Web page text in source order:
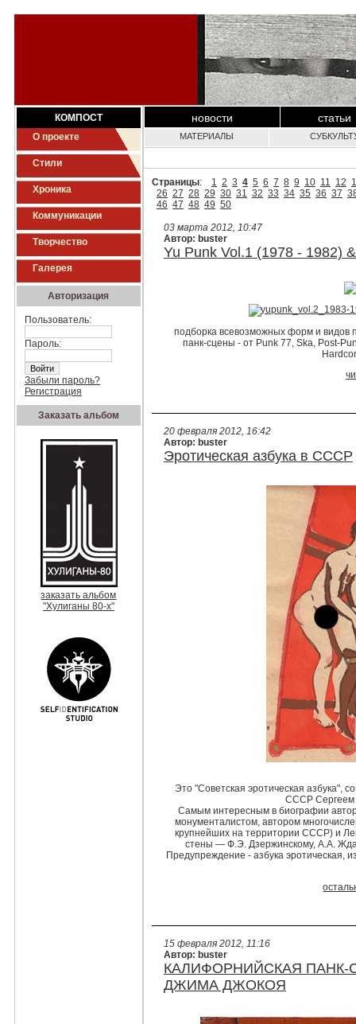
КОМПОСТ
О проекте
Стили
Хроника
Коммуникации
Творчество
Галерея
Авторизация
Пользователь:
Пароль:
Забыли пароль?
Регистрация
Заказать альбом
заказать альбом
"Хулиганы 80-х"
новости статьи
МАТЕРИАЛЫ
Страницы: 1 2 3 4 5 6 7 8 9 10 11 12
26 27 28 29 30 31 32 33 34 35 36 37
46 47 48 49 50
03 марта 2012, 10:47
Автор: buster
Yu Punk Vol.1 (1978 - 1982)
подборка всевозможных форм и видов
панк-сцены - от Punk 77, Ska, Post-
20 февраля 2012, 16:42
Автор: buster
Эротическая азбука в СССР
Это "Советская эротическая азбука",
СССР Сергеем
Самым интересным в биографии
монументалистом, автором
крупнейших на территории СССР) и
стены — Ф.Э. Дзержинскому, А.А.
Предупреждение - азбука эротическая,
15 февраля 2012, 11:16
Автор: buster
КАЛИФОРНИЙСКАЯ ПАНК-
ДЖИМА ДЖОКОЯ